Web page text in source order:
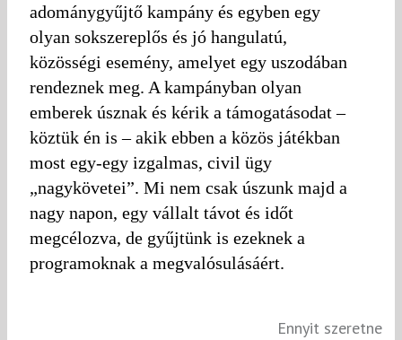
adománygyűjtő kampány és egyben egy
olyan sokszereplős és jó hangulatú,
közösségi esemény, amelyet egy uszodában
rendeznek meg. A kampányban olyan
emberek úsznak és kérik a támogatásodat –
köztük én is – akik ebben a közös játékban
most egy-egy izgalmas, civil ügy
„nagykövetei”. Mi nem csak úszunk majd a
nagy napon, egy vállalt távot és időt
megcélozva, de gyűjtünk is ezeknek a
programoknak a megvalósulásáért.
Ennyit szeretne